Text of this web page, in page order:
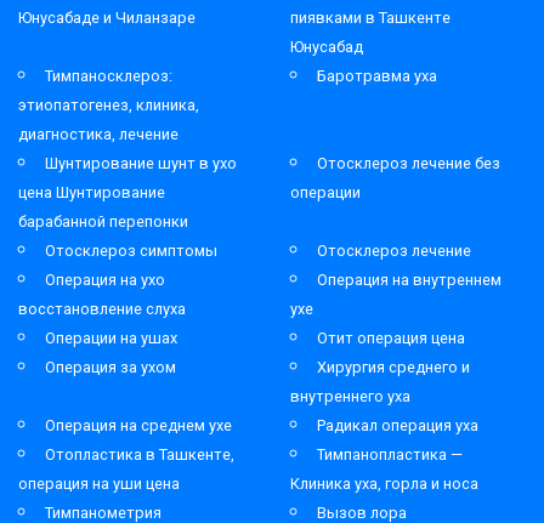
Юнусабаде и Чиланзаре
пиявками в Ташкенте
Юнусабад
Тимпаносклероз:
этиопатогенез, клиника,
диагностика, лечение
Баротравма уха
Шунтирование шунт в ухо
цена Шунтирование
барабанной перепонки
Отосклероз лечение без
операции
Отосклероз симптомы
Отосклероз лечение
Операция на ухо
восстановление слуха
Операция на внутреннем
ухе
Операции на ушах
Отит операция цена
Операция за ухом
Хирургия среднего и
внутреннего уха
Операция на среднем ухе
Радикал операция уха
Отопластика в Ташкенте,
операция на уши цена
Тимпанопластика —
Клиника уха, горла и носа
Тимпанометрия
Вызов лора